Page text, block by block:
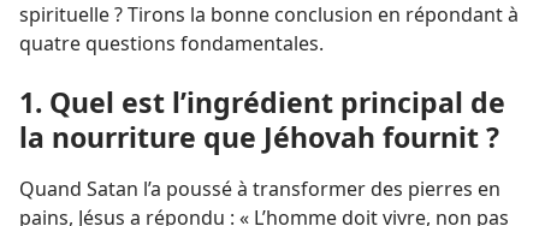
spirituelle ? Tirons la bonne conclusion en répondant à
quatre questions fondamentales.
1. Quel est l’ingrédient principal de
la nourriture que Jéhovah fournit ?
Quand Satan l’a poussé à transformer des pierres en
pains, Jésus a répondu : « L’homme doit vivre, non pas